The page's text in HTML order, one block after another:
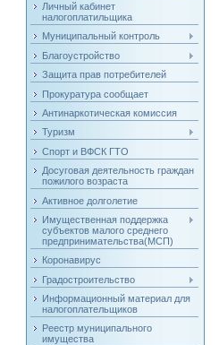
Личный кабинет
налогоплатильщика
Муниципальный контроль
Благоустройство
Защита прав потребителей
Прокуратура сообщает
Антинаркотическая комиссия
Туризм
Спорт и ВФСК ГТО
Досуговая деятельность граждан
пожилого возраста
Активное долголетие
Имущественная поддержка
субъектов малого среднего
предпринимательства(МСП)
Коронавирус
Градостроительство
Информационный материал для
налогоплательщиков
Реестр муниципального
имущества